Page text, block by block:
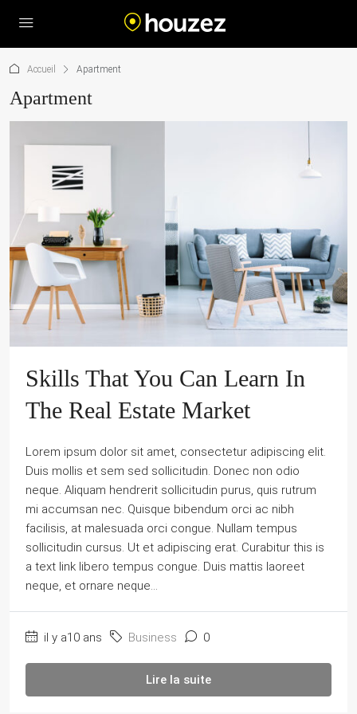
Accueil Apartment
Apartment
Skills That You Can Learn In
The Real Estate Market
Lorem ipsum dolor sit amet, consectetur adipiscing elit.
Duis mollis et sem sed sollicitudin. Donec non odio
neque. Aliquam hendrerit sollicitudin purus, quis rutrum
mi accumsan nec. Quisque bibendum orci ac nibh
facilisis, at malesuada orci congue. Nullam tempus
sollicitudin cursus. Ut et adipiscing erat. Curabitur this is
a text link libero tempus congue. Duis mattis laoreet
neque, et ornare neque...
il y a10 ans Business 0
Lire la suite